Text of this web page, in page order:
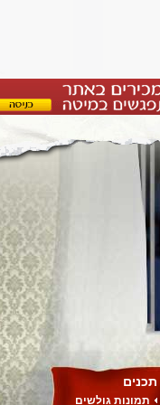
תכנים
תמונות גולשים